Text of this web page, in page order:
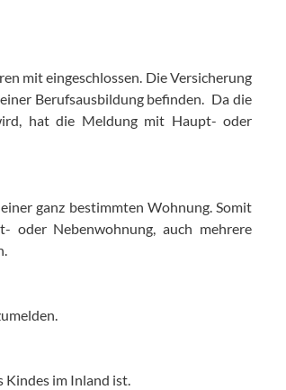
mit eingeschlossen. Die Versicherung
Berufsausbildung befinden. Da die
hat die Meldung mit Haupt- oder
ganz bestimmten Wohnung. Somit
oder Nebenwohnung, auch mehrere
im Inland ist.